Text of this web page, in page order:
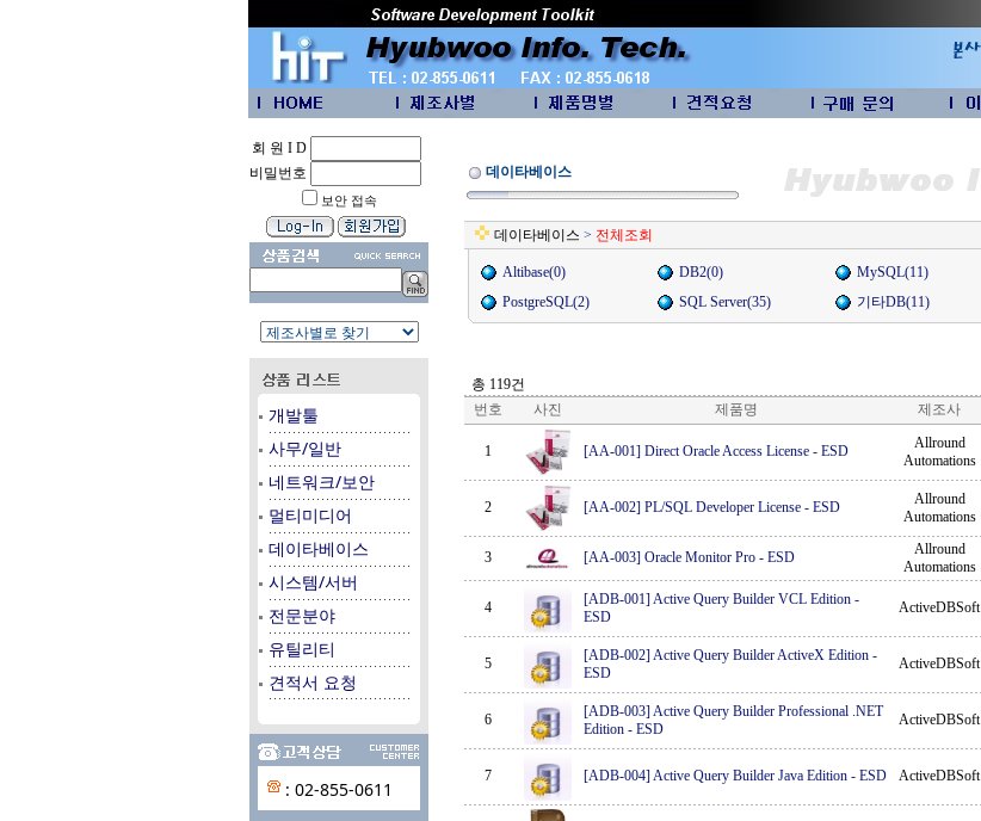
회 원 I D
비밀번호
보안 접속
개발툴
사무/일반
네트워크/보안
멀티미디어
데이타베이스
시스템/서버
전문분야
유틸리티
견적서 요청
: 02-855-0611
데이타베이스
데이타베이스 > 전체조회
Altibase(0) DB2(0) MySQL(11)
PostgreSQL(2)
SQL Server(35) 기타DB(11)
총 119건
번호
사진 제품명 제조사
1 [AA-001] Direct Oracle Access License - ESD
Allround
Automations
2 [AA-002] PL/SQL Developer License - ESD
Allround
Automations
3 [AA-003] Oracle Monitor Pro - ESD
Allround
Automations
4 [ADB-001] Active Query Builder VCL Edition -
ESD
ActiveDBSoft
5 [ADB-002] Active Query Builder ActiveX Edition -
ESD
ActiveDBSoft
6
[ADB-003] Active Query Builder Professional .NET
Edition - ESD
ActiveDBSoft
7 [ADB-004] Active Query Builder Java Edition - ESD ActiveDBSoft